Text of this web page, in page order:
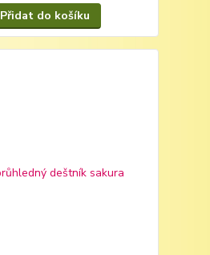
Přidat do košíku